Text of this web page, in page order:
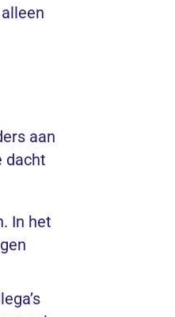
aan
dacht
In het